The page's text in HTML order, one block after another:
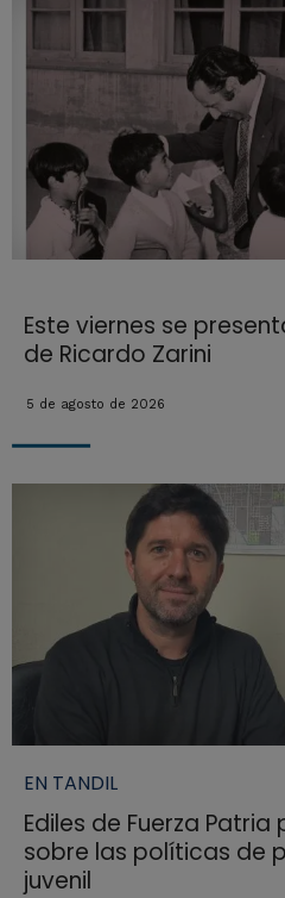
Este viernes se
de Ricardo Zarini
5 de agosto de 2026
EN TANDIL
Ediles de Fuerza
sobre las políticas de
juvenil